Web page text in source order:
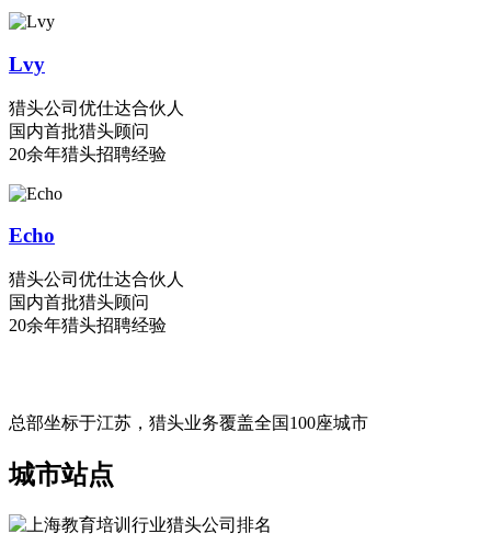
Lvy
猎头公司优仕达合伙人
国内首批猎头顾问
20余年猎头招聘经验
Echo
猎头公司优仕达合伙人
国内首批猎头顾问
20余年猎头招聘经验
总部坐标于江苏，猎头业务覆盖全国100座城市
城市站点